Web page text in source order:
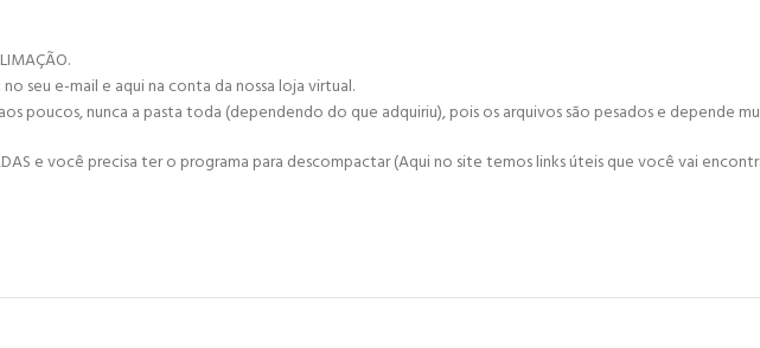
seu e-mail e aqui na conta da nossa loja virtual.
poucos, nunca a pasta toda (dependendo do que adquiriu), pois os arquivos são pesados e depende
e você precisa ter o programa para descompactar (Aqui no site temos links úteis que você vai